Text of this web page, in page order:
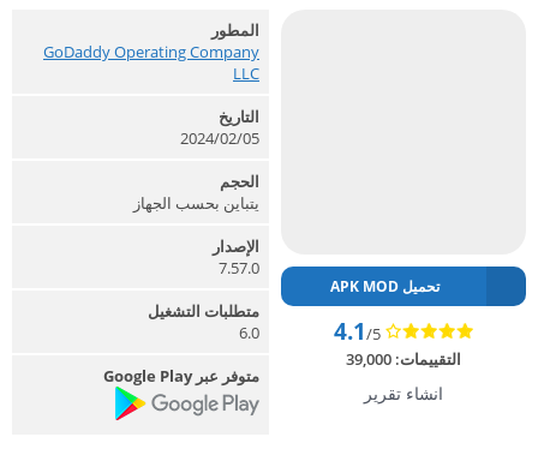
تحميل APK MOD
4.1/5
التقييمات: 39,000
انشاء تقرير
المطور
GoDaddy Operating Company
LLC‏
التاريخ
2024/02/05
الحجم
يتباين بحسب الجهاز
الإصدار
7.57.0
متطلبات التشغيل
6.0
متوفر عبر Google Play